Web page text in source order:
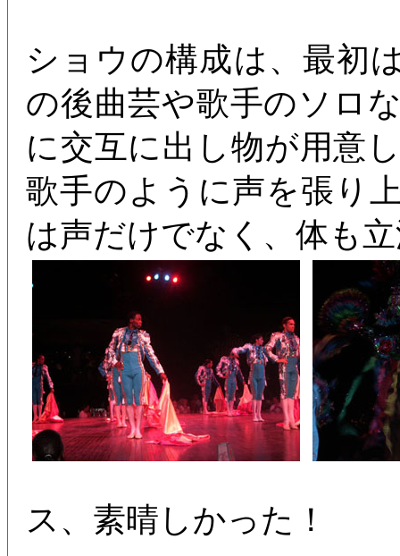
ショウの構成は、最初
の後曲芸や歌手のソロ
に交互に出し物が用意
歌手のように声を張り
は声だけでなく、体も
ス、素晴しかった！